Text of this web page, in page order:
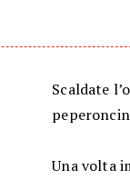
Scaldate
Una volta